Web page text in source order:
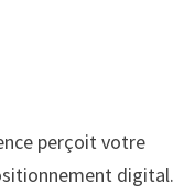
perçoit votre
digital.